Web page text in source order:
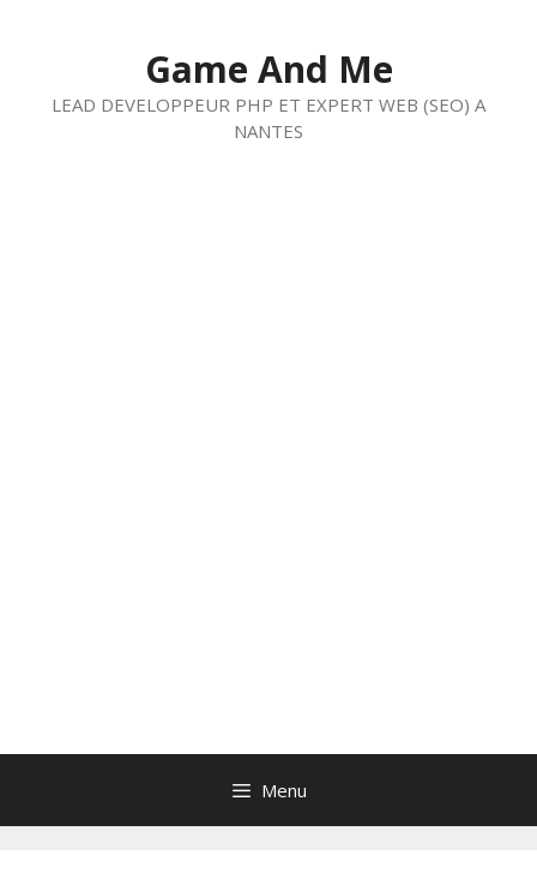
Game And Me
LEAD DEVELOPPEUR PHP ET EXPERT WEB (SEO) A
NANTES
Menu